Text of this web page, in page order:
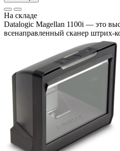
На складе
Datalogic Magellan 1100i — это
всенаправленный сканер штрих-